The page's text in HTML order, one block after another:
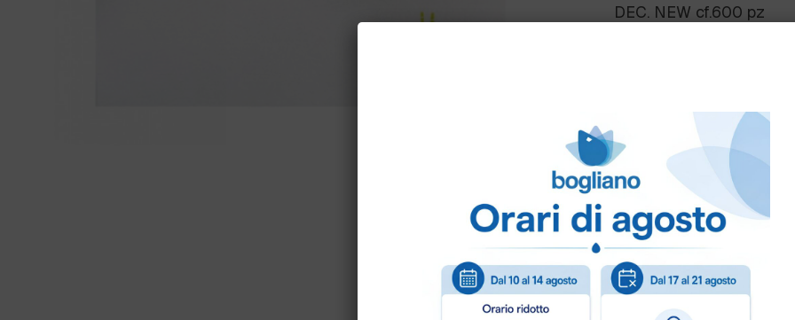
DEC. NEW cf.600 pz
Come ordinare?
Puoi ordinare chiamando al
info@bogliano.it
Per ogni informazione
TOVAGLIATO OKAY: